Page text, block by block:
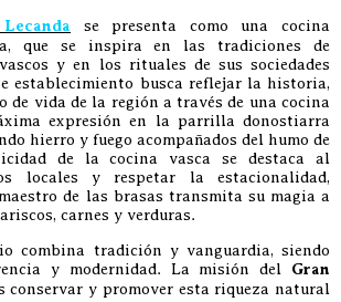
se presenta como una cocina
que se inspira en las tradiciones de
y en los rituales de sus sociedades
establecimiento busca reflejar la historia,
de vida de la región a través de una cocina
expresión en la parrilla donostiarra
hierro y fuego acompañados del humo de
de la cocina vasca se destaca al
locales y respetar la estacionalidad,
de las brasas transmita su magia a
carnes y verduras.
combina tradición y vanguardia, siendo
y modernidad. La misión del Gran
conservar y promover esta riqueza natural